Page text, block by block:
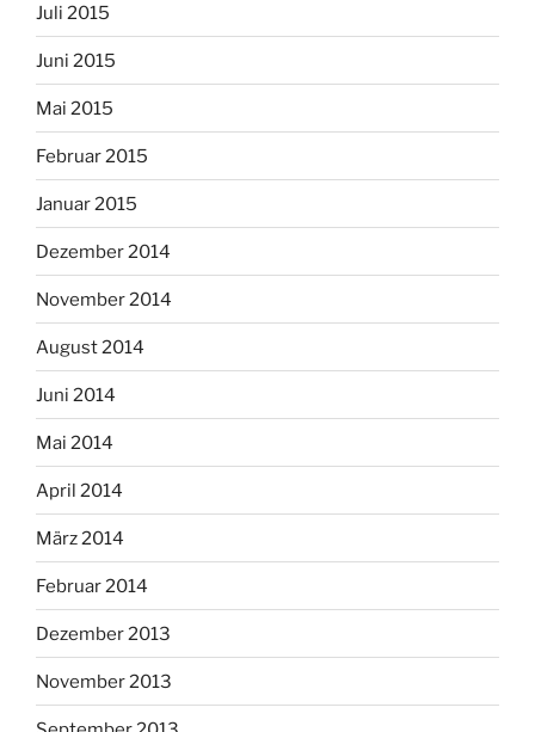
Juli 2015
Juni 2015
Mai 2015
Februar 2015
Januar 2015
Dezember 2014
November 2014
August 2014
Juni 2014
Mai 2014
April 2014
März 2014
Februar 2014
Dezember 2013
November 2013